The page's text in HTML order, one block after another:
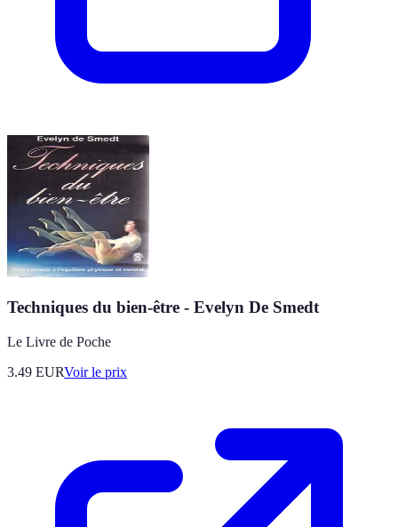
Techniques du bien-être - Evelyn De Smedt
Le Livre de Poche
3.49 EURVoir le prix